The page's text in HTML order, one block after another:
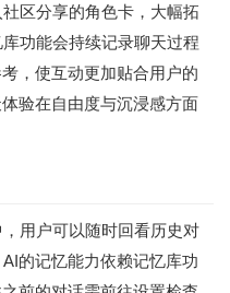
区分享的角色卡，大幅拓
功能会持续记录聊天过程
，使互动更加贴合用户的
验在自由度与沉浸感方面
用户可以随时回看历史对
的记忆能力依赖记忆库功